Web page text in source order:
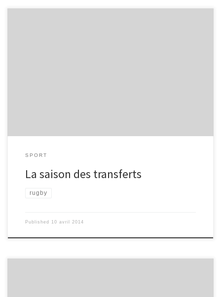
SPORT
La saison des transferts
rugby
Published 10 avril 2014